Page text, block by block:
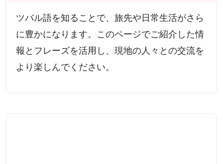
ツバル語を知ることで、旅先や日常生活がさら
に豊かになります。このページでご紹介した情
報とフレーズを活用し、現地の人々との交流を
より楽しんでください。